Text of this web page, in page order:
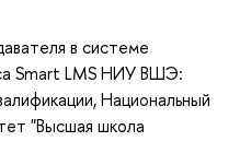
в системе
Smart LMS НИУ ВШЭ:
, Национальный
"Высшая школа